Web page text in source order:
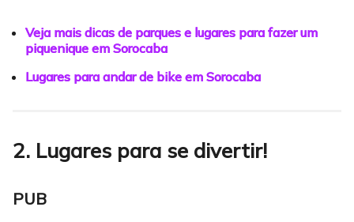
Veja mais dicas de parques e lugares para fazer um
piquenique em Sorocaba
Lugares para andar de bike em Sorocaba
2. Lugares para se divertir!
PUB